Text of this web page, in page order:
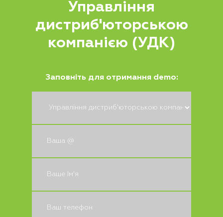
Управління
дистриб'юторською
компанією (УДК)
Заповніть для отримання demo: